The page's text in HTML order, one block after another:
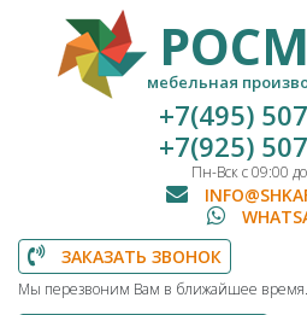
мебельная
+7(495)
+7(925)
Пн-Вск с 09:00
ЗАКАЗАТЬ ЗВОНОК
Мы перезвоним Вам в ближайшее время.